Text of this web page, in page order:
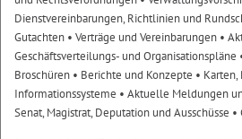
Dienstvereinbarungen, Richtlinien und
Gutachten • Verträge und Vereinbarungen •
Geschäftsverteilungs- und Organisationspläne
Broschüren • Berichte und Konzepte •
Informationssysteme • Aktuelle Meldungen
Senat, Magistrat, Deputation und Ausschüsse •